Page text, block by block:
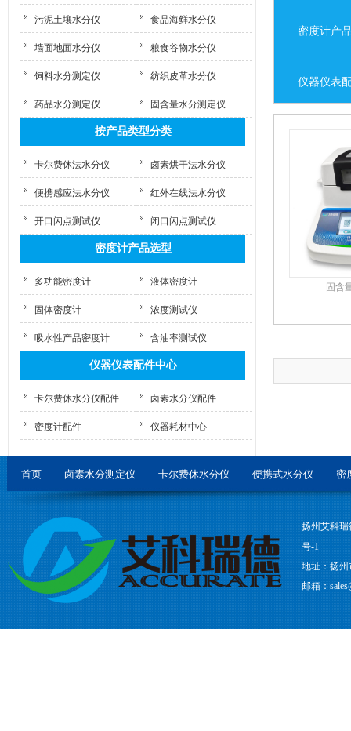
污泥土壤水分仪 食品海鲜水分仪
墙面地面水分仪 粮食谷物水分仪
饲料水分测定仪 纺织皮革水分仪
药品水分测定仪 固含量水分测定仪
按产品类型分类
卡尔费休法水分仪 卤素烘干法水分仪
便携感应法水分仪 红外在线法水分仪
开口闪点测试仪 闭口闪点测试仪
密度计产品选型
多功能密度计 液体密度计
固体密度计 浓度测试仪
吸水性产品密度计 含油率测试仪
仪器仪表配件中心
卡尔费休水分仪配件 卤素水分仪配件
密度计配件 仪器耗材中心
密度计产
仪器仪表
固含
首页 卤素水分测定仪 卡尔费休水分仪 便携式水分仪 密
扬州艾科
号-1
地址：扬
邮箱：